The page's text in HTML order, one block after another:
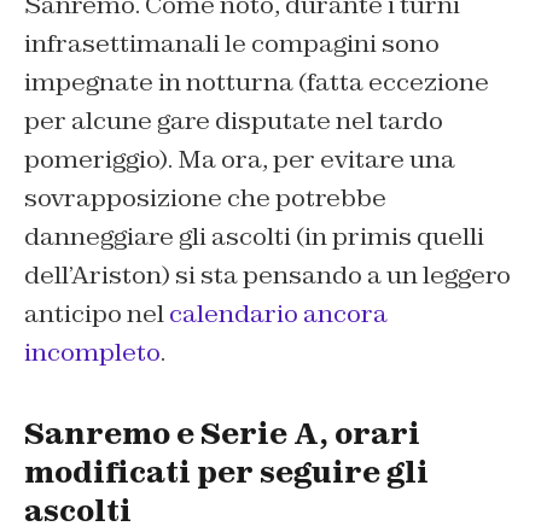
infrasettimanali le compagini sono
impegnate in notturna (fatta eccezione
per alcune gare disputate nel tardo
pomeriggio). Ma ora, per evitare una
sovrapposizione che potrebbe
danneggiare gli ascolti (in primis quelli
dell’Ariston) si sta pensando a un leggero
anticipo nelcalendario ancora
incompleto.
Sanremo e Serie A, orari
modificati per seguire gli
ascolti